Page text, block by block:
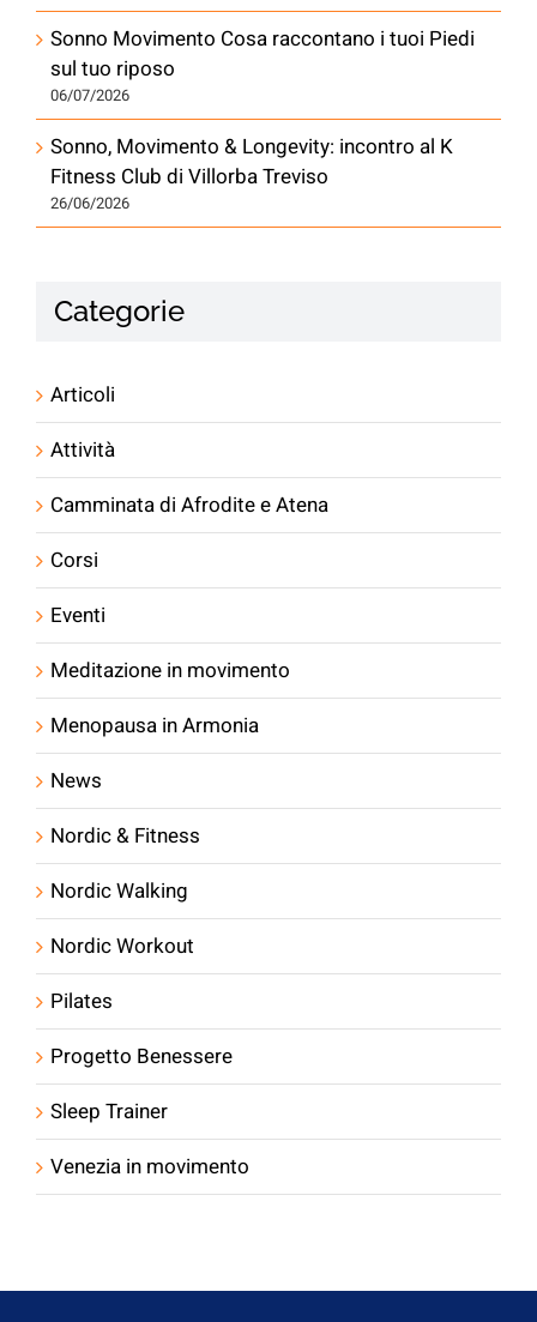
Sonno Movimento Cosa raccontano i tuoi Piedi
sul tuo riposo
06/07/2026
Sonno, Movimento & Longevity: incontro al K
Fitness Club di Villorba Treviso
26/06/2026
Categorie
Articoli
Attività
Camminata di Afrodite e Atena
Corsi
Eventi
Meditazione in movimento
Menopausa in Armonia
News
Nordic & Fitness
Nordic Walking
Nordic Workout
Pilates
Progetto Benessere
Sleep Trainer
Venezia in movimento